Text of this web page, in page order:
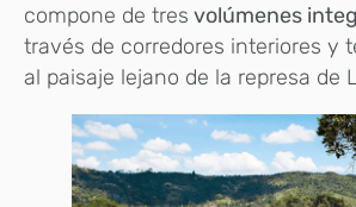
compone de tres volúmenes
través de corredores interiores y
al paisaje lejano de la represa de